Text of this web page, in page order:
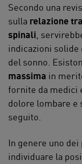
Secondo una
sulla relazione
spinali ,
indicazioni solide
del sonno.
massima in
fornite da medici
dolore lombare e
seguito.
In genere uno
individuare la